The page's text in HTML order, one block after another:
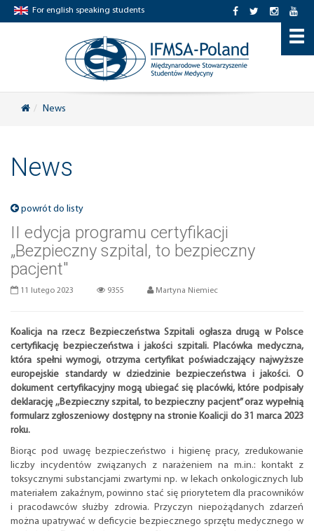
For english speaking students
News
News
powrót do listy
II edycja programu certyfikacji
„Bezpieczny szpital, to bezpieczny
pacjent"
11 lutego 2023 9355 Martyna Niemiec
Koalicja na rzecz Bezpieczeństwa Szpitali ogłasza drugą w Polsce
certyfikację bezpieczeństwa i jakości szpitali. Placówka medyczna,
która spełni wymogi, otrzyma certyfikat poświadczający najwyższe
europejskie standardy w dziedzinie bezpieczeństwa i jakości. O
dokument certyfikacyjny mogą ubiegać się placówki, które podpisały
deklarację ,,Bezpieczny szpital, to bezpieczny pacjent” oraz wypełnią
formularz zgłoszeniowy dostępny na stronie Koalicji do 31 marca 2023
roku.
Biorąc pod uwagę bezpieczeństwo i higienę pracy, zredukowanie
liczby incydentów związanych z narażeniem na m.in.: kontakt z
toksycznymi substancjami zwartymi np. w lekach onkologicznych lub
materiałem zakaźnym, powinno stać się priorytetem dla pracowników
i pracodawców służby zdrowia. Przyczyn niepożądanych zdarzeń
można upatrywać w deficycie bezpiecznego sprzętu medycznego w